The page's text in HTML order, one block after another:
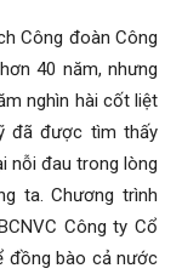
đoàn Công
40 năm, nhưng
nghìn hài cốt liệt
đã được tìm thấy
nỗi đau trong lòng
ta. Chương trình
Công ty Cổ
đồng bào cả nước